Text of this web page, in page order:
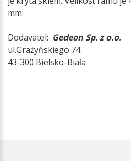
mm.
Dodavatel: Gedeon Sp. z o.o.
ul.Grażyńskiego 74
43-300 Bielsko-Biała